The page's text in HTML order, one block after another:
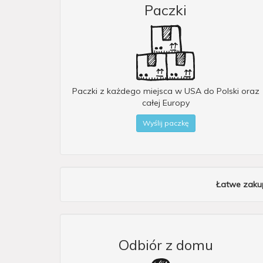
Paczki
Paczki z każdego miejsca w USA do Polski oraz
całej Europy
Wyślij paczkę
Łatwe
Odbiór z domu